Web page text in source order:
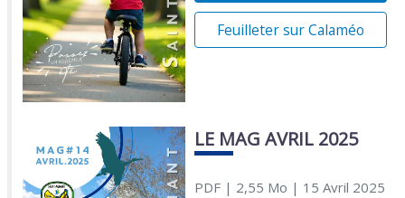
Feuilleter sur Calaméo
LE MAG AVRIL 2025
PDF| 2,55 Mo | 15 Avril 2025